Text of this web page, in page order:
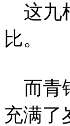
这九
比。
而青
充满了